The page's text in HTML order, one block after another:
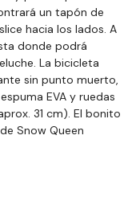
un tapón de
hacia los lados. A
donde podrá
La bicicleta
sin punto muerto,
EVA y ruedas
31 cm). El bonito
Snow Queen